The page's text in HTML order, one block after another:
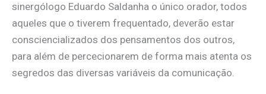
sinergólogo Eduardo Saldanha o único orador, todos
aqueles que o tiverem frequentado, deverão estar
consciencializados dos pensamentos dos outros,
para além de percecionarem de forma mais atenta os
segredos das diversas variáveis da comunicação.